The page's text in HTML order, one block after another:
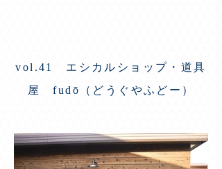
vol.41 エシカルショップ・道具
屋 fudō（どうぐやふどー）